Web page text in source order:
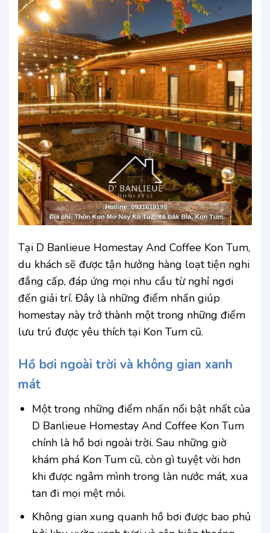
Tại D Banlieue Homestay And Coffee Kon Tum,
du khách sẽ được tận hưởng hàng loạt tiện nghi
đẳng cấp, đáp ứng mọi nhu cầu từ nghỉ ngơi
đến giải trí. Đây là những điểm nhấn giúp
homestay này trở thành một trong những điểm
lưu trú được yêu thích tại Kon Tum cũ.
Hồ bơi ngoài trời và không gian xanh
mát
Một trong những điểm nhấn nổi bật nhất của
D Banlieue Homestay And Coffee Kon Tum
chính là hồ bơi ngoài trời. Sau những giờ
khám phá Kon Tum cũ, còn gì tuyệt vời hơn
khi được ngâm mình trong làn nước mát, xua
tan đi mọi mệt mỏi.
Không gian xung quanh hồ bơi được bao phủ